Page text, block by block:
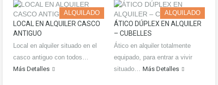
ALQUILADO
LOCAL EN ALQUILER CASCO
ANTIGUO
Local en alquiler situado en el
casco antiguo con todos…
Más Detalles
ALQUILADO
ÁTICO DÚPLEX EN ALQUILER
– CUBELLES
Ático en alquiler totalmente
equipado, para entrar a vivir
situado… Más Detalles